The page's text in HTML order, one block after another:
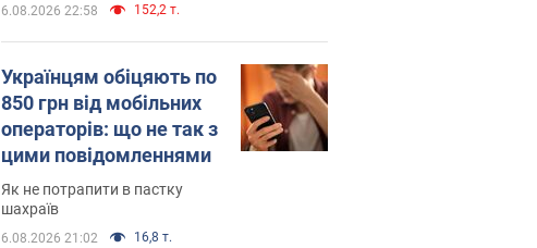
6.08.2026 22:58 152,2 т.
Українцям обіцяють по
850 грн від мобільних
операторів: що не так з
цими повідомленнями
Як не потрапити в пастку
шахраїв
6.08.2026 21:02 16,8 т.